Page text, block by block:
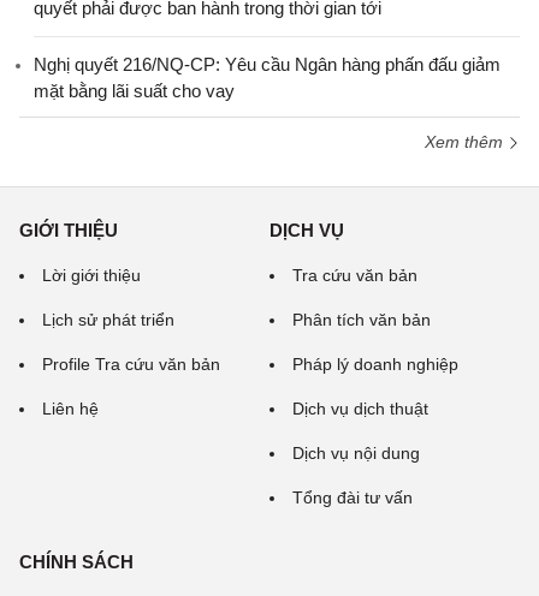
quyết phải được ban hành trong thời gian tới
Nghị quyết 216/NQ-CP: Yêu cầu Ngân hàng phấn đấu giảm
mặt bằng lãi suất cho vay
Xem thêm
GIỚI THIỆU
Lời giới thiệu
Lịch sử phát triển
Profile Tra cứu văn bản
Liên hệ
DỊCH VỤ
Tra cứu văn bản
Phân tích văn bản
Pháp lý doanh nghiệp
Dịch vụ dịch thuật
Dịch vụ nội dung
Tổng đài tư vấn
CHÍNH SÁCH